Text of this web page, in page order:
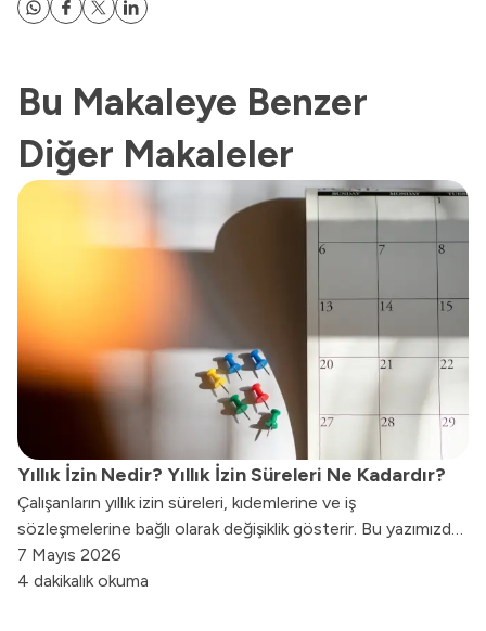
Bu Makaleye Benzer
Diğer Makaleler
Yıllık İzin Nedir? Yıllık İzin Süreleri Ne Kadardır?
Çalışanların yıllık izin süreleri, kıdemlerine ve iş
sözleşmelerine bağlı olarak değişiklik gösterir. Bu yazımızda,
yıllık iznin ne demek olduğunu, bu hakkın ne zaman
doğduğunu, süresinin nasıl belirlendiğini ve kullanım
7 Mayıs 2026
4 dakikalık okuma